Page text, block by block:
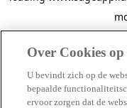
Over Cookies op
U bevindt zich op de
bepaalde
ervoor zorgen dat de